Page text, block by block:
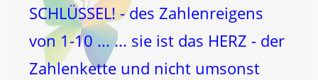
SCHLÜSSEL! - des Zahlenreigens
von 1-10 ... ... sie ist das HERZ - der
Zahlenkette und nicht umsonst